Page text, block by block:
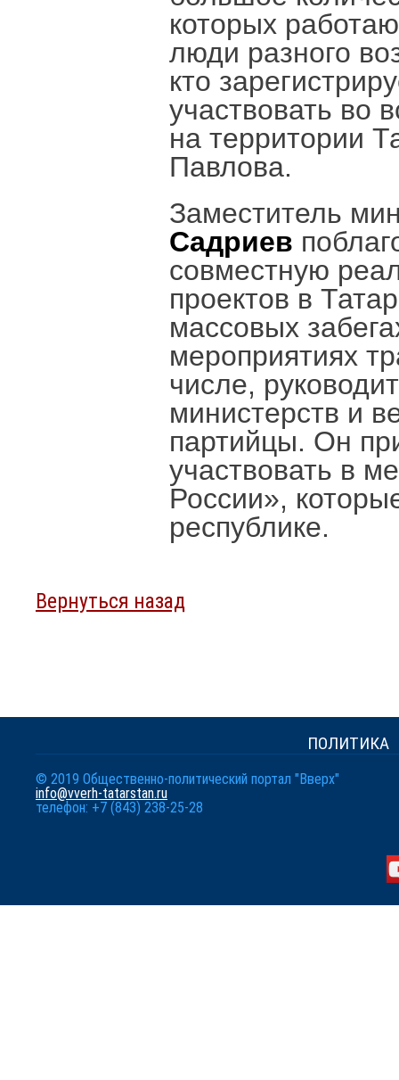
которых
люди разного
кто
участвовать во
на территории
Павлова.
Заместитель
Садриев
совместную
проектов в
массовых
мероприятиях
числе,
министерств и
партийцы. Он
участвовать в
России»,
республике.
Вернуться назад
ПОЛИТИКА
© 2019 Общественно-политический портал "Вверх"
info@vverh-tatarstan.ru
телефон: +7 (843) 238-25-28